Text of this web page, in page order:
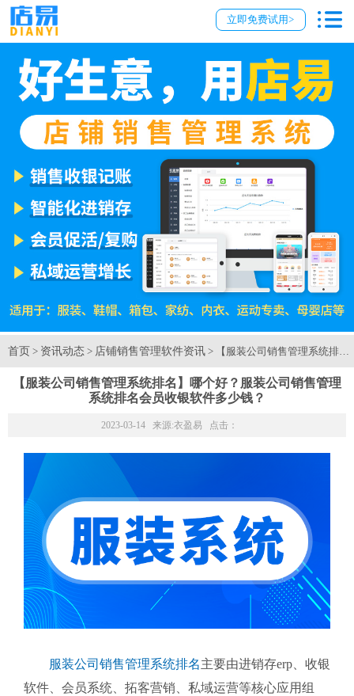
立即免费试用>
首页 > 资讯动态 > 店铺销售管理软件资讯 > 【服装公司销售管理系统排
【服装公司销售管理系统排名】哪个好？服装公司销售管理
系统排名会员收银软件多少钱？
2023-03-14 来源:衣盈易 点击：
服装公司销售管理系统排名主要由进销存erp、收银
软件、会员系统、拓客营销、私域运营等核心应用组